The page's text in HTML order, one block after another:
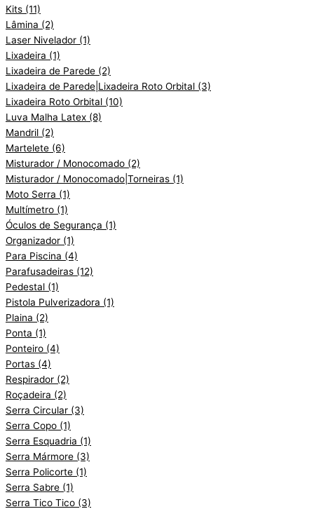
Kits (11)
Lâmina (2)
Laser Nivelador (1)
Lixadeira (1)
Lixadeira de Parede (2)
Lixadeira de Parede|Lixadeira Roto Orbital (3)
Lixadeira Roto Orbital (10)
Luva Malha Latex (8)
Mandril (2)
Martelete (6)
Misturador / Monocomado (2)
Misturador / Monocomado|Torneiras (1)
Moto Serra (1)
Multímetro (1)
Óculos de Segurança (1)
Organizador (1)
Para Piscina (4)
Parafusadeiras (12)
Pedestal (1)
Pistola Pulverizadora (1)
Plaina (2)
Ponta (1)
Ponteiro (4)
Portas (4)
Respirador (2)
Roçadeira (2)
Serra Circular (3)
Serra Copo (1)
Serra Esquadria (1)
Serra Mármore (3)
Serra Policorte (1)
Serra Sabre (1)
Serra Tico Tico (3)